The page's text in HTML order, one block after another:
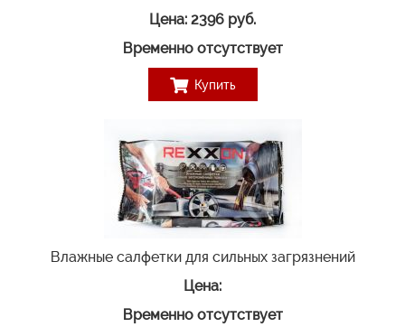
Цена: 2396 руб.
Временно отсутствует
Купить
Влажные салфетки для сильных загрязнений
Цена:
Временно отсутствует